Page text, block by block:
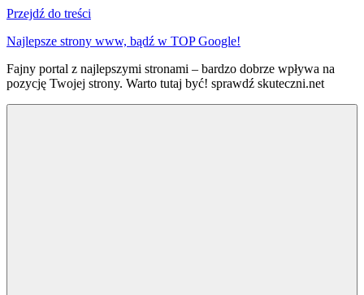
Przejdź do treści
Najlepsze strony www, bądź w TOP Google!
Fajny portal z najlepszymi stronami – bardzo dobrze wpływa na
pozycję Twojej strony. Warto tutaj być! sprawdź skuteczni.net